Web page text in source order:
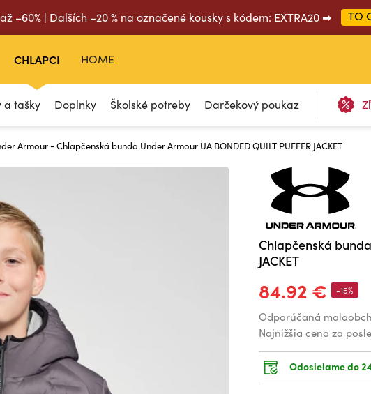
–60% | Dalších –20 % na označené kousky s kódem: EXTRA20 ➡ TO
CHLAPCI
a tašky Doplnky Školské potreby Darčekový poukaz
HOME
Armour - Chlapčenská bunda Under Armour UA BONDED QUILT PUFFER JACKET
Chlapčenská bunda
JACKET
84.92 € -15%
Odporúčaná
Najnižšia cena za
Odosielame do